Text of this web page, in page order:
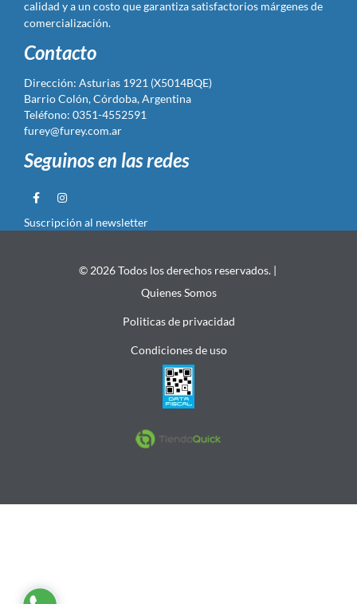
calidad y a un costo que garantiza satisfactorios márgenes de
comercialización.
Contacto
Dirección: Asturias 1921 (X5014BQE)
Barrio Colón, Córdoba, Argentina
Teléfono: 0351-4552591
furey@furey.com.ar
Seguinos en las redes
Suscripción al newsletter
© 2026 Todos los derechos reservados. |
Quienes Somos
Politicas de privacidad
Condiciones de uso